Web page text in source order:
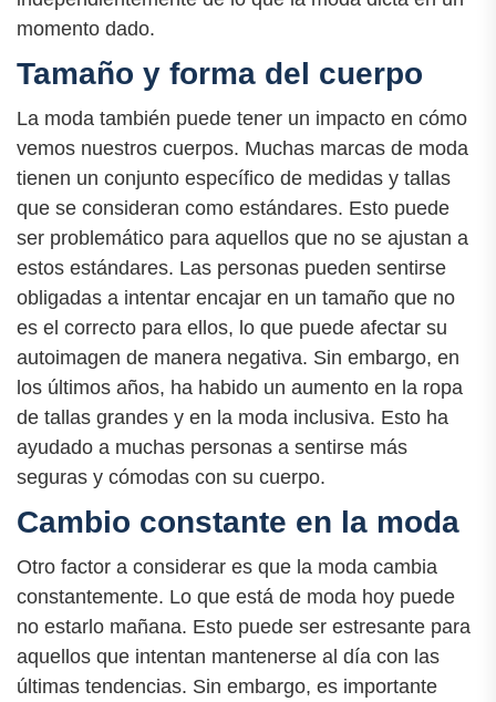
momento dado.
Tamaño y forma del cuerpo
La moda también puede tener un impacto en cómo
vemos nuestros cuerpos. Muchas marcas de moda
tienen un conjunto específico de medidas y tallas
que se consideran como estándares. Esto puede
ser problemático para aquellos que no se ajustan a
estos estándares. Las personas pueden sentirse
obligadas a intentar encajar en un tamaño que no
es el correcto para ellos, lo que puede afectar su
autoimagen de manera negativa. Sin embargo, en
los últimos años, ha habido un aumento en la ropa
de tallas grandes y en la moda inclusiva. Esto ha
ayudado a muchas personas a sentirse más
seguras y cómodas con su cuerpo.
Cambio constante en la moda
Otro factor a considerar es que la moda cambia
constantemente. Lo que está de moda hoy puede
no estarlo mañana. Esto puede ser estresante para
aquellos que intentan mantenerse al día con las
últimas tendencias. Sin embargo, es importante